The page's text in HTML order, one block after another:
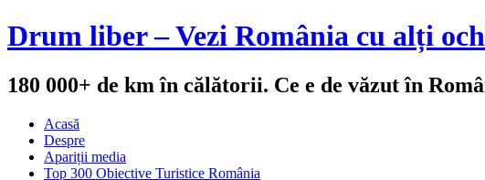
Drum liber – Vezi România cu alți
180 000+ de km în călătorii. Ce e de văzut în
Acasă
Despre
Apariții media
Top 300 Obiective Turistice România